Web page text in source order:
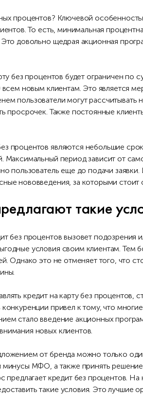
процентов? Ключевой
То есть, минимальная
довольно щедрая акционная
без процентов будет ограничен по
новым клиентам. Это является
пользователи могут
просрочек. Также постоянные
процентов являются небольшие
Максимальный период зависит от
пользователь еще до подачи
нововведения, за которыми стоит
такие
без процентов вызовет подозрения
условия своим клиентам. Тем
Однако это не отменяет того, что
кредит на карту без процентов,
привел к тому, что
стало введение акционных
новых клиентов.
от бренда можно только
МФО, а также принять
предлагает кредит без процентов.
такие условия. Это лучшие